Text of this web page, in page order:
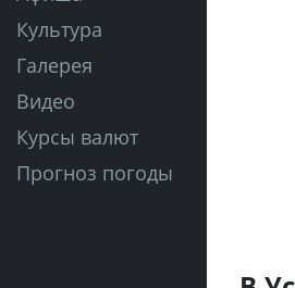
Культура
Галерея
Видео
Курсы валют
Прогноз погоды